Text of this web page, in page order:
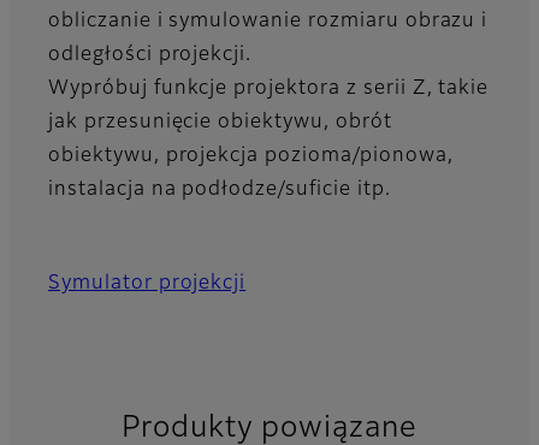
obliczanie i symulowanie rozmiaru obrazu i
odległości projekcji.
Wypróbuj funkcje projektora z serii Z, takie
jak przesunięcie obiektywu, obrót
obiektywu, projekcja pozioma/pionowa,
instalacja na podłodze/suficie itp.
Symulator projekcji
Produkty powiązane